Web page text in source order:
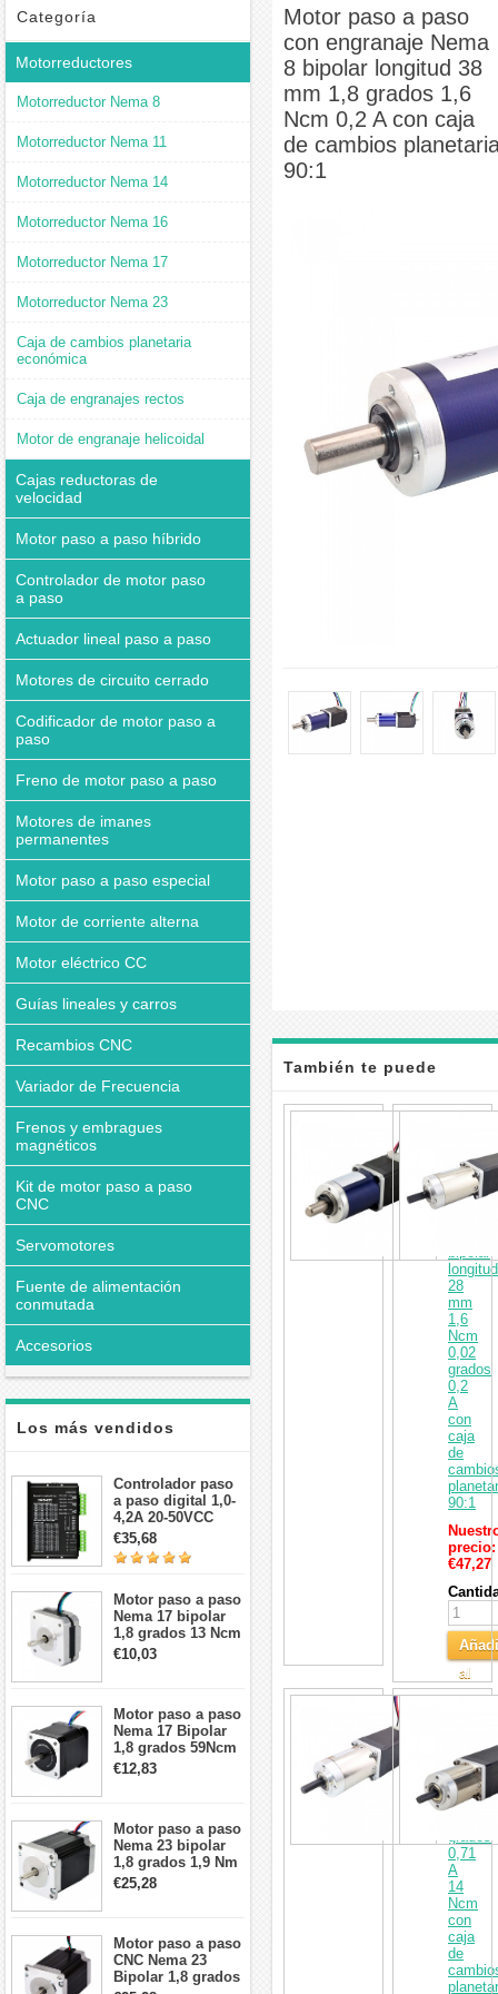
Nema 8 bipolar longitud 38 mm 1,8 grados 1,6 Ncm 0,2 A con caja de cambios planetaria
Categoría
Motorreductores
Motorreductor Nema 8
Motorreductor Nema 11
Motorreductor Nema 14
Motorreductor Nema 16
Motorreductor Nema 17
Motorreductor Nema 23
Caja de cambios planetaria
económica
Caja de engranajes rectos
Motor de engranaje helicoidal
Cajas reductoras de
velocidad
Motor paso a paso híbrido
Controlador de motor paso
a paso
Actuador lineal paso a paso
Motores de circuito cerrado
Codificador de motor paso a
paso
Freno de motor paso a paso
Motores de imanes
permanentes
Motor paso a paso especial
Motor de corriente alterna
Motor eléctrico CC
Guías lineales y carros
Recambios CNC
Variador de Frecuencia
Frenos y embragues
magnéticos
Kit de motor paso a paso
CNC
Servomotores
Fuente de alimentación
conmutada
Accesorios
Los más vendidos
Controlador paso
a paso digital 1,0-
4,2A 20-50VCC
para motor paso a
paso Nema 17, 23,
24
€35,68
Motor paso a paso
Nema 17 bipolar
1,8 grados 13 Ncm
1A 3,5 V
42x42x20mm 4
€10,03
Motor paso a paso
Nema 17 Bipolar
1,8 grados 59Ncm
2A 42x48mm 4
cables compatible
€12,83
Motor paso a paso
Nema 23 bipolar
1,8 grados 1,9 Nm
2,8 A 3,2 V
57x57x76mm 4
€25,28
Motor paso a paso
CNC Nema 23
Bipolar 1,8 grados
Motor paso a paso
con engranaje Nema
8 bipolar longitud 38
mm 1,8 grados 1,6
Ncm 0,2 A con caja
de cambios
90:1
También te puede
interesar
paso
con
bipolar
longitud
28
mm
1,6
Ncm
0,02
grados
0,2
A
con
caja
de
90:1
precio:
€47,27
al
bipolar
longitud
51
mm
grados
0,71
A
14
Ncm
con
caja
de